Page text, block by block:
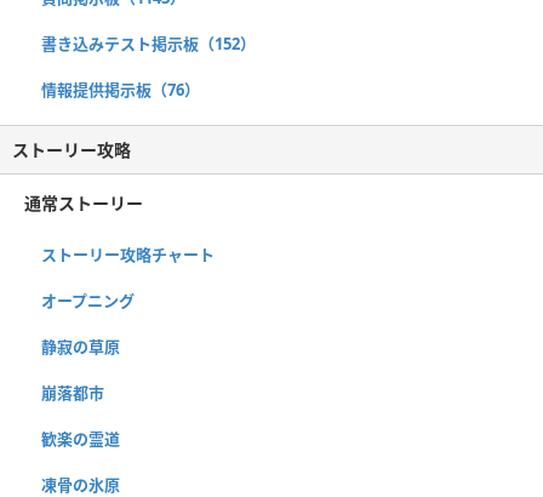
書き込みテスト掲示板（152）
情報提供掲示板（76）
ストーリー攻略
通常ストーリー
ストーリー攻略チャート
オープニング
静寂の草原
崩落都市
歓楽の霊道
凍骨の氷原